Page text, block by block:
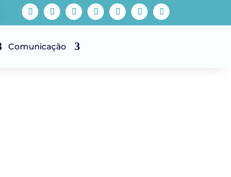
Comunicação